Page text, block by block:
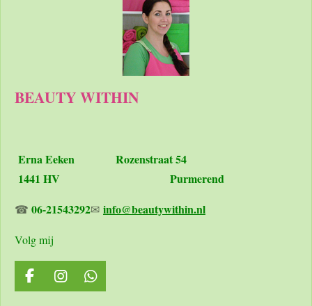
BEAUTY WITHIN
Erna Eeken Rozenstraat 54
1441 HV Purmerend
☎ 06-21543292✉ info@beautywithin.nl
Volg mij
F
a
I
n
W
h